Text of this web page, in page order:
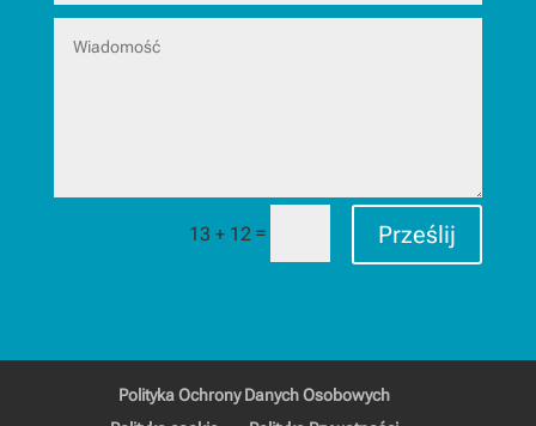
13 + 12 = Prześlij
Polityka Ochrony Danych Osobowych